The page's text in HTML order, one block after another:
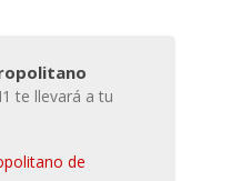
te llevará a tu
de